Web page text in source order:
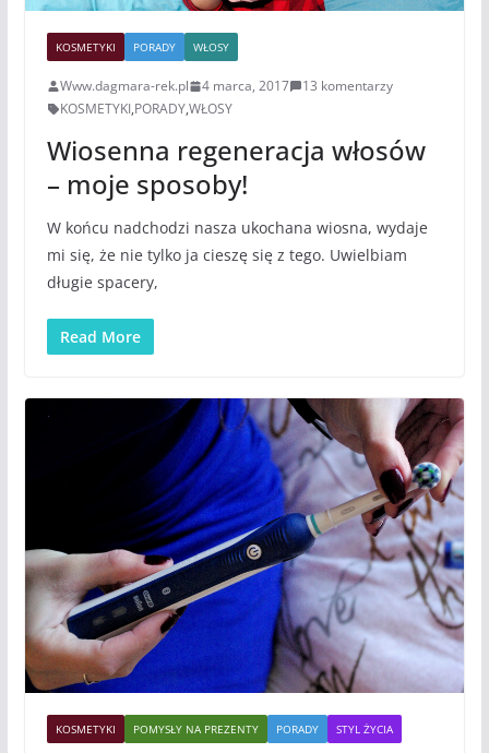
KOSMETYKI PORADY WŁOSY
Www.dagmara-rek.pl 4 marca, 2017
13 komentarzy
KOSMETYKI,PORADY,WŁOSY
Wiosenna regeneracja włosów
– moje sposoby!
W końcu nadchodzi nasza ukochana wiosna, wydaje
mi się, że nie tylko ja cieszę się z tego. Uwielbiam
długie spacery,
Read More
KOSMETYKI POMYSŁY NA PREZENTY PORADY STYL ŻYCIA